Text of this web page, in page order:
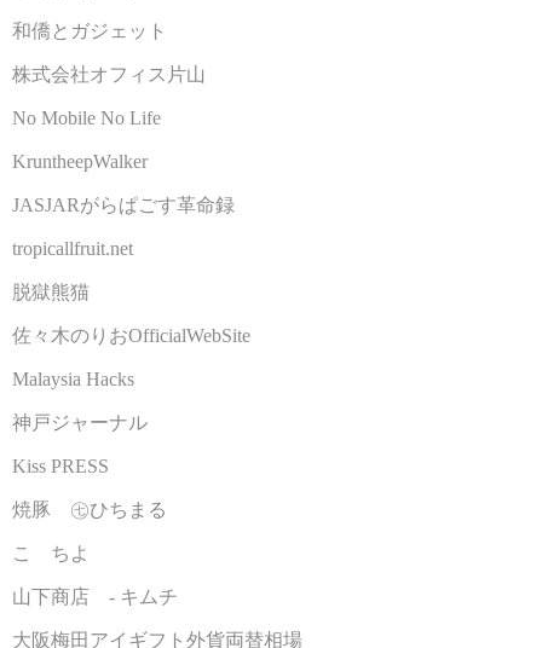
和僑とガジェット
株式会社オフィス片山
No Mobile No Life
KruntheepWalker
JASJARがらぱごす革命録
tropicallfruit.net
脱獄熊猫
佐々木のりおOfficialWebSite
Malaysia Hacks
神戸ジャーナル
Kiss PRESS
焼豚 ㊆ひちまる
こゝちよ
山下商店 - キムチ
大阪梅田アイギフト外貨両替相場